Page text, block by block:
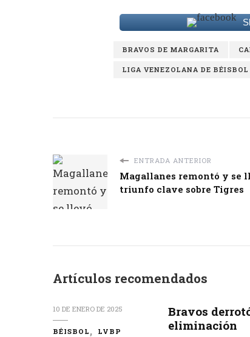
BRAVOS DE MARGARITA
LIGA VENEZOLANA DE
ENTRADA ANTERIOR
Magallanes remontó y se
triunfo clave sobre Tigres
Artículos recomendados
10 DE ENERO DE 2025
BÉISBOL LVBP
Bravos
eliminación